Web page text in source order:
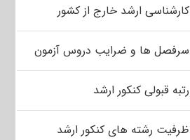
کارشناسی ارشد خارج از کشور
سرفصل ها و ضرایب دروس آزمون
رتبه قبولی کنکور ارشد
ظرفیت رشته های کنکور ارشد